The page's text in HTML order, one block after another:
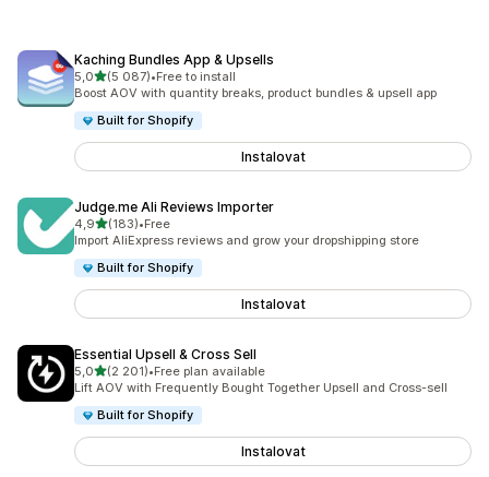
Kaching Bundles App & Upsells
5,0z 5 hvězd
(5 087)
Celkový počet recenzí: 5087
•Free to install
Boost AOV with quantity breaks, product bundles & upsell app
Built for Shopify
Instalovat
Judge.me Ali Reviews Importer
4,9z 5 hvězd
(183)
Celkový počet recenzí: 183
•Free
Import AliExpress reviews and grow your dropshipping store
Built for Shopify
Instalovat
Essential Upsell & Cross Sell
5,0z 5 hvězd
(2 201)
Celkový počet recenzí: 2201
•Free plan available
Lift AOV with Frequently Bought Together Upsell and Cross-sell
Built for Shopify
Instalovat